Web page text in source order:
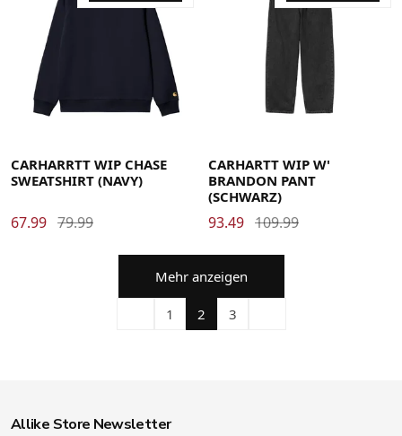
CARHARRTT WIP CHASE
SWEATSHIRT (NAVY)
67.99 79.99
CARHARTT WIP W'
BRANDON PANT
(SCHWARZ)
93.49 109.99
Mehr anzeigen
1 2 3
Allike Store Newsletter